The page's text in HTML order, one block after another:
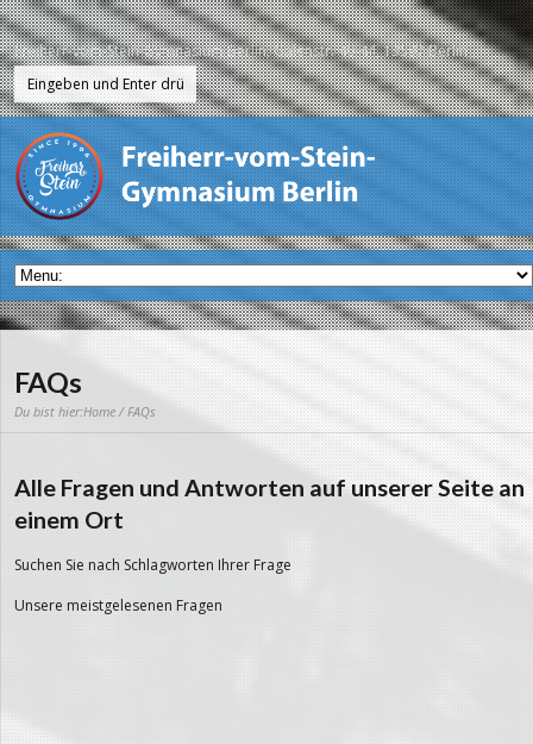
Freiherr-vom-Stein-Gymnasium Berlin, Galenstr. 40-44, 13597 Berlin
FAQs
Du bist hier:Home / FAQs
Alle Fragen und Antworten auf unserer Seite an
einem Ort
Suchen Sie nach Schlagworten Ihrer Frage
Unsere meistgelesenen Fragen